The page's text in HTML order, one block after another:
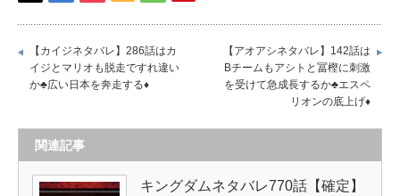
【カイジネタバレ】286話はカ
イジとマリオも脱走ですれ違い
か♣広い日本を奔走する♦
【アオアシネタバレ】142話は
Bチームもアシトと冨樫に刺激
を受けて急成長するか♣エスペ
リオンの底上げ♦
関連記事
キングダムネタバレ770話【確定】